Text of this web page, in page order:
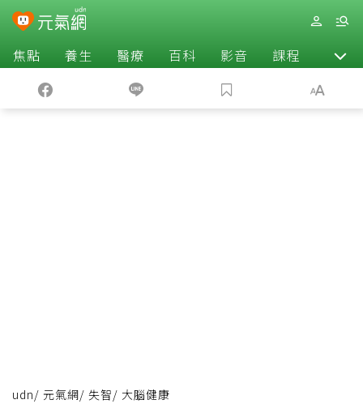
焦點 養生 醫療 百科 影音 課程 退休
udn/ 元氣網/ 失智/ 大腦健康